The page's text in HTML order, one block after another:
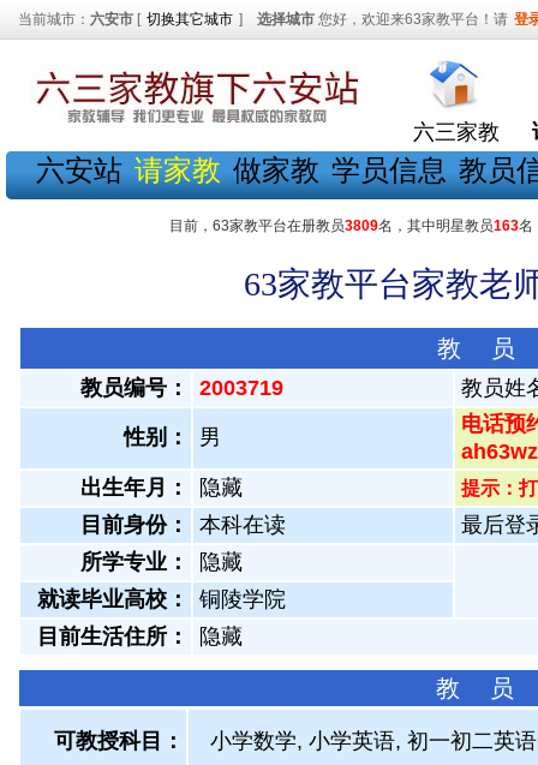
当前城市： 六安市 [ 切换其它城市 ] 选择城市 您好，欢迎来63家教平台！请 登
六三家教
六安站 请家教 做家教 学员信息 教员
目前，63家教平台在册教员3809名，其中明星教员163名
63家教平台家教老
教 员
教员编号： 2003719 教员姓
性别： 男
电话预
出生年月：
隐藏 提示：
目前身份： 本科在读
最后登
所学专业：
隐藏
就读毕业高校：
铜陵学院
目前生活住所：
隐藏
教 员
可教授科目： 小学数学, 小学英语, 初一初二英